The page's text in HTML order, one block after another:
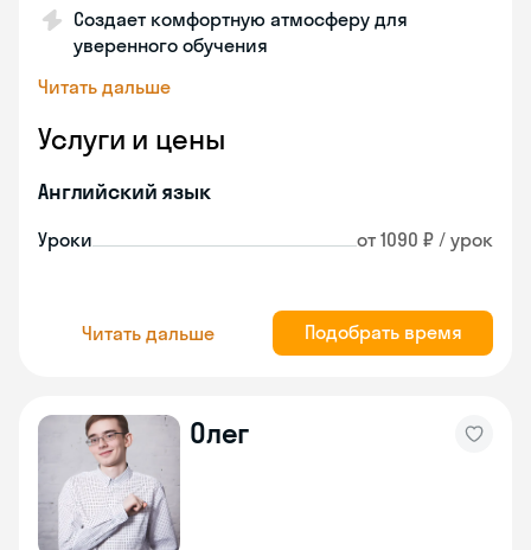
Создает комфортную атмосферу для
уверенного обучения
Читать дальше
Услуги и цены
Английский язык
Уроки от 1090 ₽ / урок
Читать дальше Подобрать время
Олег